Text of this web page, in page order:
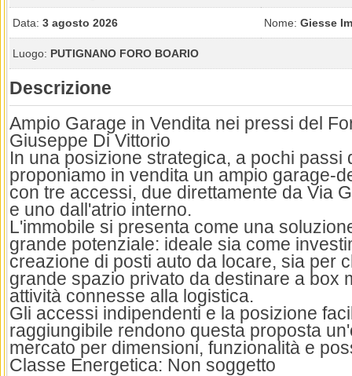
Data: 3 agosto 2026 Nome: Giesse
Luogo: PUTIGNANO FORO BOARIO
Descrizione
Ampio Garage in Vendita nei pressi del
Giuseppe Di Vittorio
In una posizione strategica, a pochi passi
proponiamo in vendita un ampio garage-
con tre accessi, due direttamente da Via
e uno dall'atrio interno.
L'immobile si presenta come una
grande potenziale: ideale sia come
creazione di posti auto da locare, sia per
grande spazio privato da destinare a box
attività connesse alla logistica.
Gli accessi indipendenti e la posizione
raggiungibile rendono questa proposta
mercato per dimensioni, funzionalità e
Classe Energetica: Non soggetto